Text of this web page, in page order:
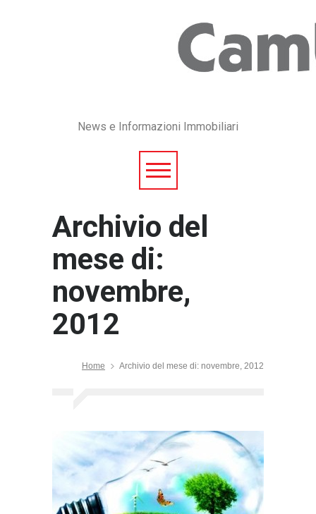
News e Informazioni Immobiliari
Archivio del
mese di:
novembre,
2012
Home Archivio del mese di: novembre, 2012